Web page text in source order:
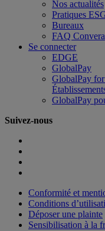
Nos actualités
Pratiques
Bureaux
FAQ Convera
Se connecter
EDGE
GlobalPay
GlobalPay
GlobalPay
Suivez-nous
Conformité et
Conditions
Déposer une plainte
Sensibilisation à la